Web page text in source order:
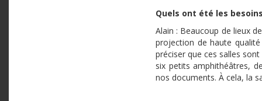
Quels ont été les
Alain : Beaucoup de lieux
projection de haute
préciser que ces salles
six petits amphithéâtres,
nos documents. À cela, la